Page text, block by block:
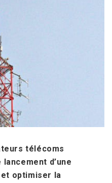
télécoms
d’une
optimiser la